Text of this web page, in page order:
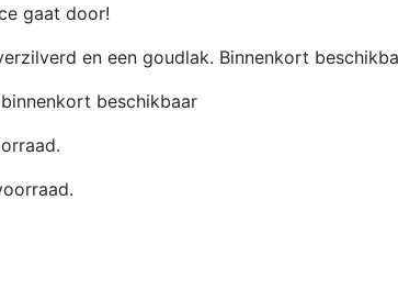
gaat door!
en een goudlak. Binnenkort
beschikbaar